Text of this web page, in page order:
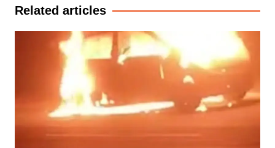
Related articles